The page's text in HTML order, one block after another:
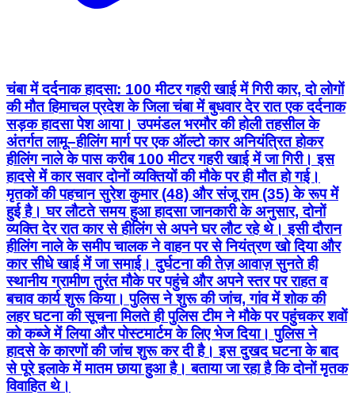
चंबा में दर्दनाक हादसा: 100 मीटर गहरी खाई में गिरी कार, दो लोगों
की मौत हिमाचल प्रदेश के जिला चंबा में बुधवार देर रात एक दर्दनाक
सड़क हादसा पेश आया। उपमंडल भरमौर की होली तहसील के
अंतर्गत लामू–हीलिंग मार्ग पर एक ऑल्टो कार अनियंत्रित होकर
हीलिंग नाले के पास करीब 100 मीटर गहरी खाई में जा गिरी। इस
हादसे में कार सवार दोनों व्यक्तियों की मौके पर ही मौत हो गई।
मृतकों की पहचान सुरेश कुमार (48) और संजू राम (35) के रूप में
हुई है। घर लौटते समय हुआ हादसा जानकारी के अनुसार, दोनों
व्यक्ति देर रात कार से हीलिंग से अपने घर लौट रहे थे। इसी दौरान
हीलिंग नाले के समीप चालक ने वाहन पर से नियंत्रण खो दिया और
कार सीधे खाई में जा समाई। दुर्घटना की तेज़ आवाज़ सुनते ही
स्थानीय ग्रामीण तुरंत मौके पर पहुंचे और अपने स्तर पर राहत व
बचाव कार्य शुरू किया। पुलिस ने शुरू की जांच, गांव में शोक की
लहर घटना की सूचना मिलते ही पुलिस टीम ने मौके पर पहुंचकर शवों
को कब्जे में लिया और पोस्टमार्टम के लिए भेज दिया। पुलिस ने
हादसे के कारणों की जांच शुरू कर दी है। इस दुखद घटना के बाद
से पूरे इलाके में मातम छाया हुआ है। बताया जा रहा है कि दोनों मृतक
विवाहित थे।